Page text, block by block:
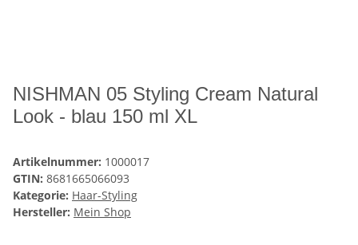
NISHMAN 05 Styling Cream Natural
Look - blau 150 ml XL
Artikelnummer: 1000017
GTIN: 8681665066093
Kategorie: Haar-Styling
Hersteller: Mein Shop